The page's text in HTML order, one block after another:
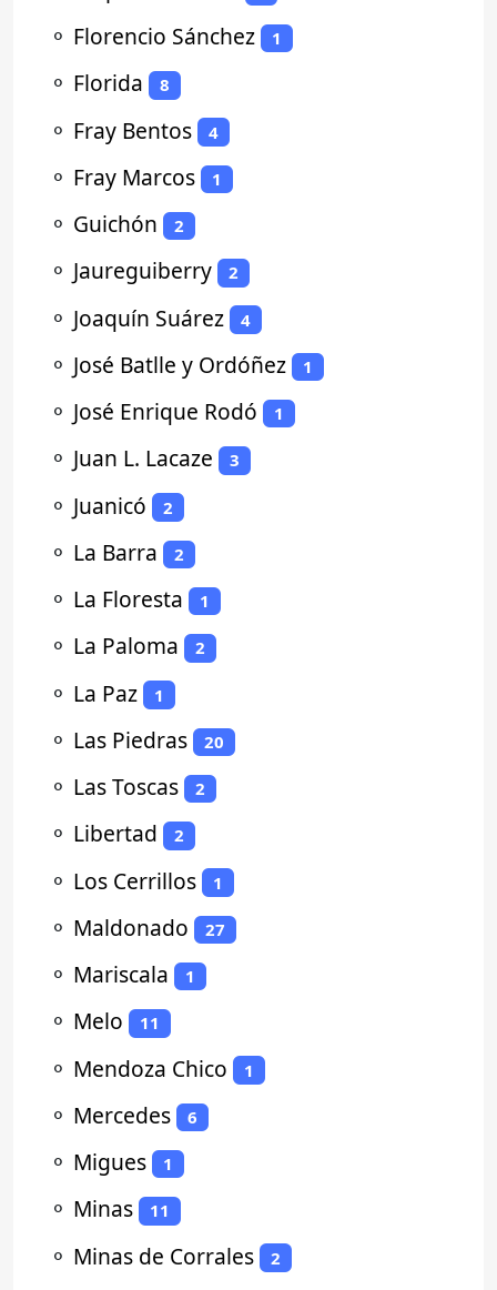
⚬ Florencio Sánchez 1
⚬ Florida 8
⚬ Fray Bentos 4
⚬ Fray Marcos 1
⚬ Guichón 2
⚬ Jaureguiberry 2
⚬ Joaquín Suárez 4
⚬ José Batlle y Ordóñez 1
⚬ José Enrique Rodó 1
⚬ Juan L. Lacaze 3
⚬ Juanicó 2
⚬ La Barra 2
⚬ La Floresta 1
⚬ La Paloma 2
⚬ La Paz 1
⚬ Las Piedras 20
⚬ Las Toscas 2
⚬ Libertad 2
⚬ Los Cerrillos 1
⚬ Maldonado 27
⚬ Mariscala 1
⚬ Melo 11
⚬ Mendoza Chico 1
⚬ Mercedes 6
⚬ Migues 1
⚬ Minas 11
⚬ Minas de Corrales 2